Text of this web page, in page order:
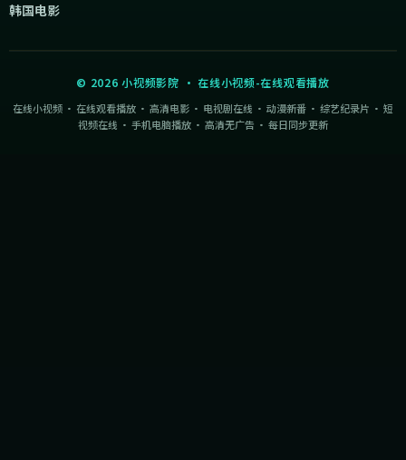
韩国电影
© 2026 小视频影院 ·在线小视频-在线观看播放
在线小视频 · 在线观看播放 · 高清电影 · 电视剧在线 · 动漫新番 · 综艺纪录片 · 短
视频在线 · 手机电脑播放 · 高清无广告 · 每日同步更新